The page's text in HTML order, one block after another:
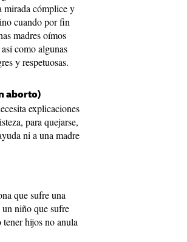
mirada cómplice y
cuando por fin
madres oímos
como algunas
y respetuosas.
aborto)
explicaciones
para quejarse,
ni a una madre
que sufre una
niño que sufre
hijos no anula